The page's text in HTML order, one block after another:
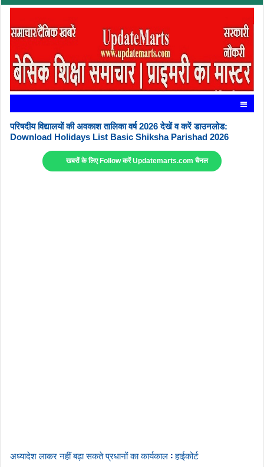
परिषदीय विद्यालयों की अवकाश तालिका वर्ष 2026 देखें व करें डाउनलोड:
Download Holidays List Basic Shiksha Parishad 2026
खबरों के लिए Follow करें Updatemarts.com चैनल
अध्यादेश लाकर नहीं बढ़ा सकते प्रधानों का कार्यकाल : हाईकोर्ट